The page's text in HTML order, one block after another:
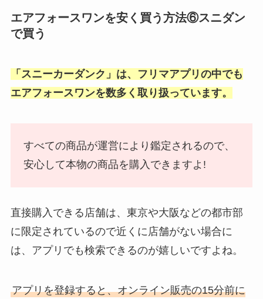
エアフォースワンを安く買う方法⑥スニダン
で買う
「スニーカーダンク」は、フリマアプリの中でも
エアフォースワンを数多く取り扱っています。
すべての商品が運営により鑑定されるので、
安心して本物の商品を購入できますよ!
直接購入できる店舗は、東京や大阪などの都市部
に限定されているので近くに店舗がない場合に
は、アプリでも検索できるのが嬉しいですよね。
アプリを登録すると、オンライン販売の15分前に